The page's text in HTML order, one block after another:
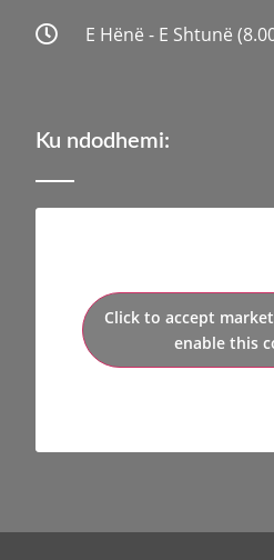
E Hënë - E Shtunë
Ku ndodhemi:
Click to accept
enable this